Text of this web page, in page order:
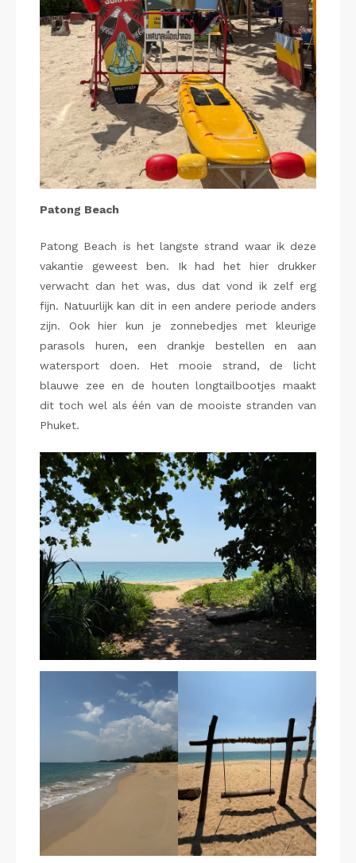
Patong Beach
Patong Beach is het langste strand waar ik deze
vakantie geweest ben. Ik had het hier drukker
verwacht dan het was, dus dat vond ik zelf erg
fijn. Natuurlijk kan dit in een andere periode anders
zijn. Ook hier kun je zonnebedjes met kleurige
parasols huren, een drankje bestellen en aan
watersport doen. Het mooie strand, de licht
blauwe zee en de houten longtailbootjes maakt
dit toch wel als één van de mooiste stranden van
Phuket.